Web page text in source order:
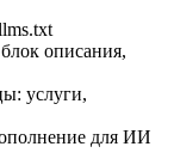
описания,
услуги,
для ИИ